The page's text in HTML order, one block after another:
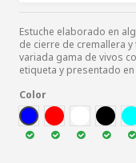
Estuche elaborado en
de cierre de cremallera
variada gama de vivos
etiqueta y presentado
Color
AZUL
ROJ NATU NEG